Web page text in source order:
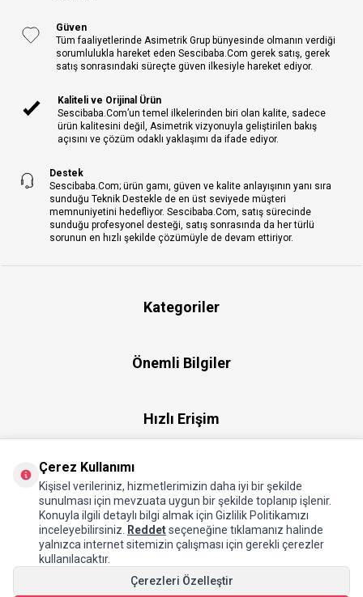
Güven
Tüm faaliyetlerinde Asimetrik Grup bünyesinde olmanın verdiği
sorumlulukla hareket eden Sescibaba.Com gerek satış, gerek
satış sonrasındaki süreçte güven ilkesiyle hareket ediyor.
Kaliteli ve Orijinal Ürün
Sescibaba.Com’un temel ilkelerinden biri olan kalite, sadece
ürün kalitesini değil, Asimetrik vizyonuyla geliştirilen bakış
açısını ve çözüm odaklı yaklaşımı da ifade ediyor.
Destek
Sescibaba.Com; ürün gamı, güven ve kalite anlayışının yanı sıra
sunduğu Teknik Destekle de en üst seviyede müşteri
memnuniyetini hedefliyor. Sescibaba.Com, satış sürecinde
sunduğu profesyonel desteği, satış sonrasında da her türlü
sorunun en hızlı şekilde çözümüyle de devam ettiriyor.
Kategoriler
Önemli Bilgiler
Hızlı Erişim
Hakkımızda
Çerez Kullanımı
Kişisel verileriniz, hizmetlerimizin daha iyi bir şekilde
sunulması için mevzuata uygun bir şekilde toplanıp işlenir.
Konuyla ilgili detaylı bilgi almak için Gizlilik Politikamızı
inceleyebilirsiniz.
Reddetseçeneğine tıklamanız halinde
yalnızca internet sitemizin çalışması için gerekli çerezler
kullanılacaktır.
Çerezleri Özelleştir